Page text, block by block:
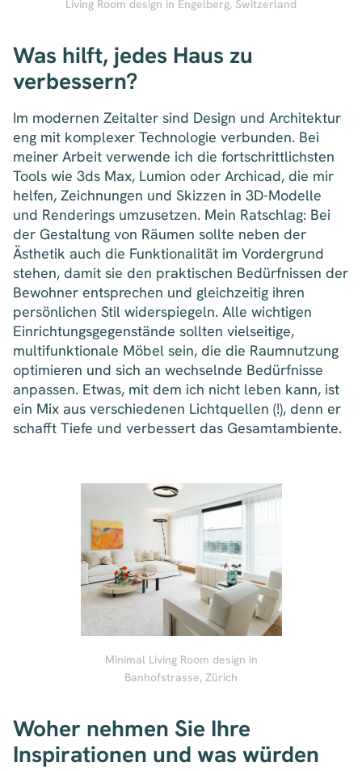
Living Room design in Engelberg, Switzerland
Was hilft, jedes Haus zu
verbessern?
Im modernen Zeitalter sind Design und Architektur
eng mit komplexer Technologie verbunden. Bei
meiner Arbeit verwende ich die fortschrittlichsten
Tools wie 3ds Max, Lumion oder Archicad, die mir
helfen, Zeichnungen und Skizzen in 3D-Modelle
und Renderings umzusetzen. Mein Ratschlag: Bei
der Gestaltung von Räumen sollte neben der
Ästhetik auch die Funktionalität im Vordergrund
stehen, damit sie den praktischen Bedürfnissen der
Bewohner entsprechen und gleichzeitig ihren
persönlichen Stil widerspiegeln. Alle wichtigen
Einrichtungsgegenstände sollten vielseitige,
multifunktionale Möbel sein, die die Raumnutzung
optimieren und sich an wechselnde Bedürfnisse
anpassen. Etwas, mit dem ich nicht leben kann, ist
ein Mix aus verschiedenen Lichtquellen (!), denn er
schafft Tiefe und verbessert das Gesamtambiente.
Minimal Living Room design in
Banhofstrasse, Zürich
Woher nehmen Sie Ihre
Inspirationen und was würden